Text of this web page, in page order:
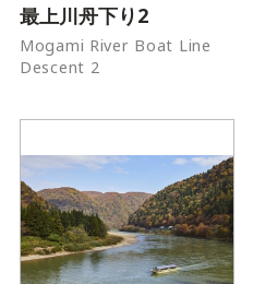
最上川舟下り2
Mogami River Boat Line
Descent 2